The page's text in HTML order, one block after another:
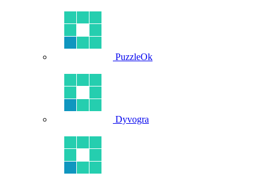
PuzzleOk
Dyvogra